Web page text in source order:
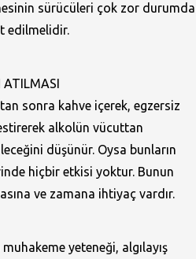
sürücüleri çok zor durumda
edilmelidir.
ATILMASI
sonra kahve içerek, egzersiz
alkolün vücuttan
düşünür. Oysa bunların
hiçbir etkisi yoktur. Bunun
ve zamana ihtiyaç vardır.
yeteneği, algılayış